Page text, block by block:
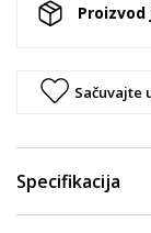
Sačuvajte
Specifikacija